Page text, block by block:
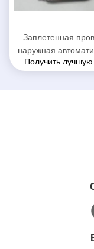
Заплетенная
наружная
составная труба
Получить